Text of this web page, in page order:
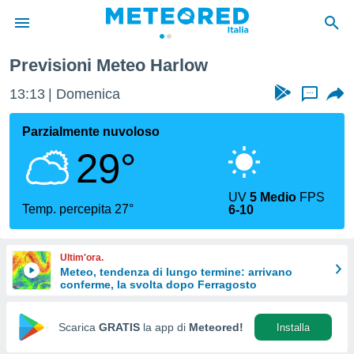
di
per
le
di
Web
Previsioni Meteo Harlow
13:13 Domenica ...
Parzialmente nuvoloso
29°
Temp. percepita 27°
UV5 Medio FPS
6-10
Ultim'ora.
Meteo, tendenza di lungo termine: arrivano
conferme, la svolta dopo Ferragosto
Scarica GRATIS la app di Meteored! Installa